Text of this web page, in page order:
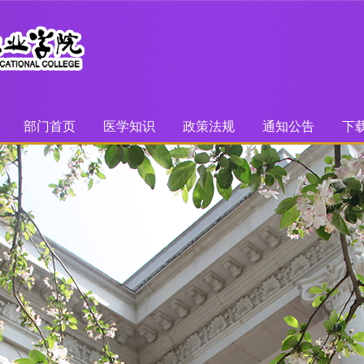
部门首页 医学知识 政策法规 通知公告 下